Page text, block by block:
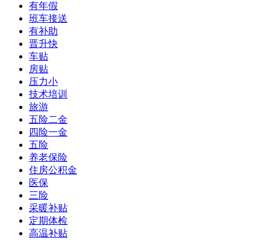
有年假
班车接送
有补助
晋升快
车贴
房贴
压力小
技术培训
旅游
五险二金
四险一金
五险
养老保险
住房公积金
医保
三险
采暖补贴
定期体检
高温补贴